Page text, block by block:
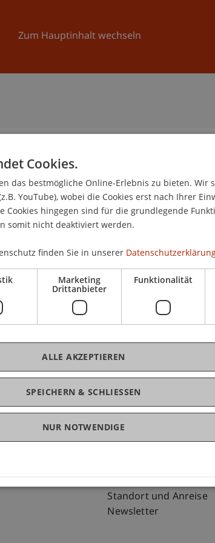
Zum Hauptinhalt wechseln
Universität Aktuelles
Rechtliche Hinweise
Fußzeile
Standort und Anreise
Newsletter
Cookies.
das bestmögliche Online-Erlebnis zu bieten. Wir
YouTube), wobei die Cookies erst nach Ihrer
Cookies hingegen sind für die grundlegende
somit nicht deaktiviert werden.
finden Sie in unserer
Marketing
Drittanbieter
Funktionalität
SPEICHERN & SCHLIESSEN
ALLE AKZEPTIEREN
NUR NOTWENDIGE